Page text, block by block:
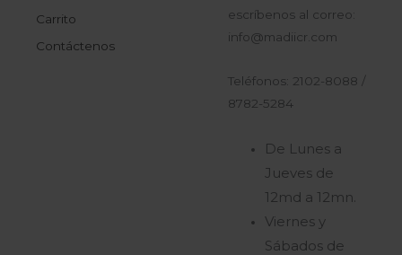
Carrito
Contáctenos
escríbenos al correo:
info@madiicr.com
Teléfonos: 2102-8088 /
8782-5284
De Lunes a
Jueves de
12md a 12mn.
Viernes y
Sábados de